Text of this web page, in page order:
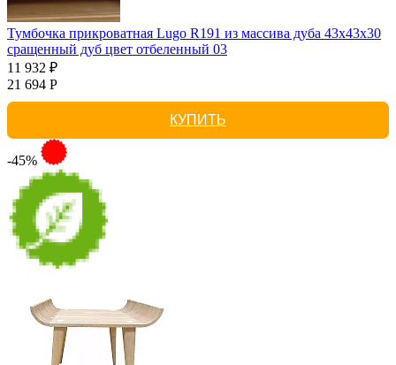
Тумбочка прикроватная Lugo R191 из массива дуба 43х43х30
сращенный дуб цвет отбеленный 03
11 932 ₽
21 694 Р
КУПИТЬ
-45%